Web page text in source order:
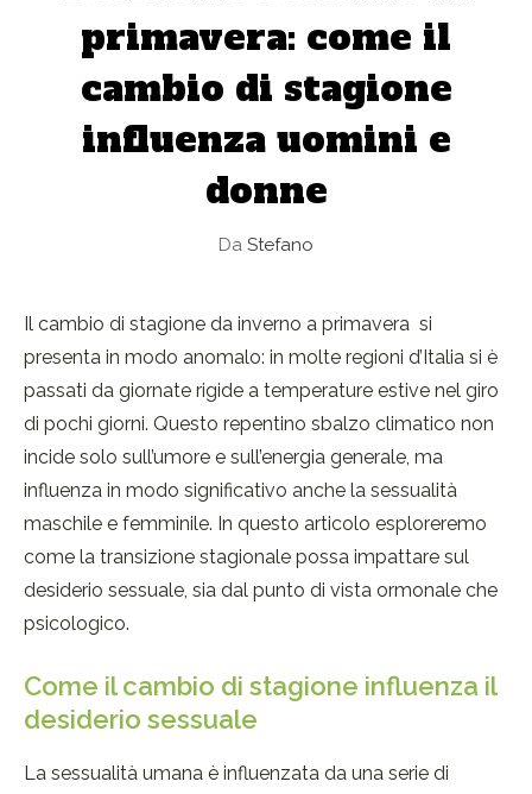
primavera: come il
cambio di stagione
influenza uomini e
donne
Da Stefano
Il cambio di stagione da inverno a primavera si
presenta in modo anomalo: in molte regioni d’Italia si è
passati da giornate rigide a temperature estive nel giro
di pochi giorni. Questo repentino sbalzo climatico non
incide solo sull’umore e sull’energia generale, ma
influenza in modo significativo anche la sessualità
maschile e femminile. In questo articolo esploreremo
come la transizione stagionale possa impattare sul
desiderio sessuale, sia dal punto di vista ormonale che
psicologico.
Come il cambio di stagione influenza il
desiderio sessuale
La sessualità umana è influenzata da una serie di